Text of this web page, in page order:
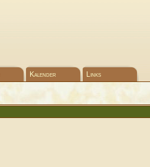
Kalender Links